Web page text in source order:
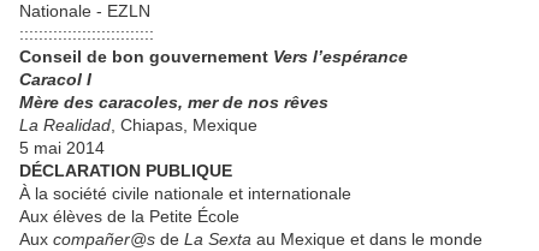
Nationale - EZLN
::::::::::::::::::::::::::::
Conseil de bon gouvernement Vers l’espérance
Caracol I
Mère des caracoles, mer de nos rêves
La Realidad , Chiapas, Mexique
5 mai 2014
DÉCLARATION PUBLIQUE
À la société civile nationale et internationale
Aux élèves de la Petite École
Aux compañer@s de La Sexta au Mexique et dans le monde